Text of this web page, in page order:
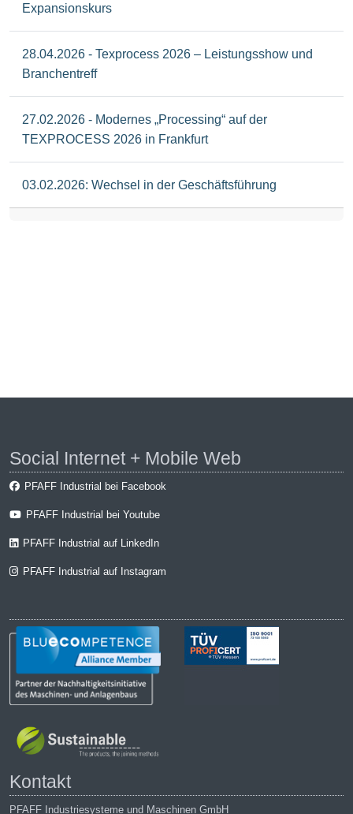
Expansionskurs
28.04.2026 - Texprocess 2026 – Leistungsshow und
Branchentreff
27.02.2026 - Modernes „Processing“ auf der
TEXPROCESS 2026 in Frankfurt
03.02.2026: Wechsel in der Geschäftsführung
Social Internet + Mobile Web
PFAFF Industrial bei Facebook
PFAFF Industrial bei Youtube
PFAFF Industrial auf LinkedIn
PFAFF Industrial auf Instagram
Kontakt
PFAFF Industriesysteme und Maschinen GmbH